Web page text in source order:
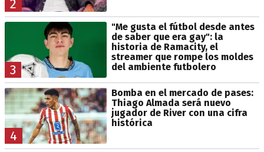
2
3
"Me gusta el fútbol desde antes
de saber que era gay": la
historia de Ramacity, el
streamer que rompe los moldes
del ambiente futbolero
4
Bomba en el mercado de pases:
Thiago Almada será nuevo
jugador de River con una cifra
histórica